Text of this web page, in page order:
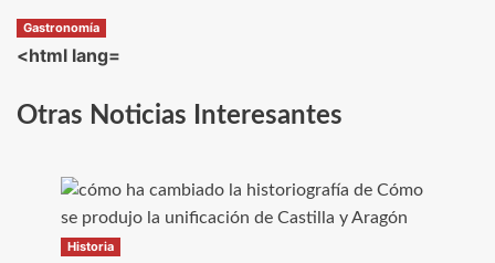
Gastronomía
<html lang=
Otras Noticias Interesantes
Historia